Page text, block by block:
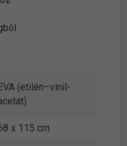
(etilén–vinil-
x 115 cm